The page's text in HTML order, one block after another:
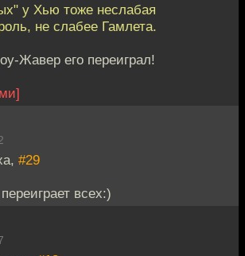
у Хью тоже неслабая
не слабее Гамлета.
Жавер его переиграл!
#29
всех:)